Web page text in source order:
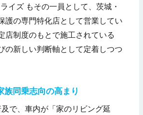
イズ もその一員として、茨城・
護の専門特化店として営業してい
店制度のもとで施工されている
の新しい判断軸として定着しつつ
同乗志向の高まり
及で、車内が「家のリビング延